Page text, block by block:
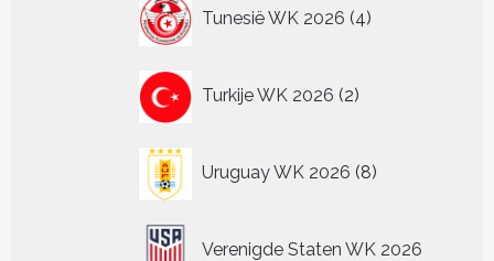
Tunesië WK 2026 4
producten
Turkije WK 2026 2
producten
Uruguay WK 2026 8
producten
Verenigde Staten WK 2026